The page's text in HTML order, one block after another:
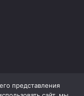
представления